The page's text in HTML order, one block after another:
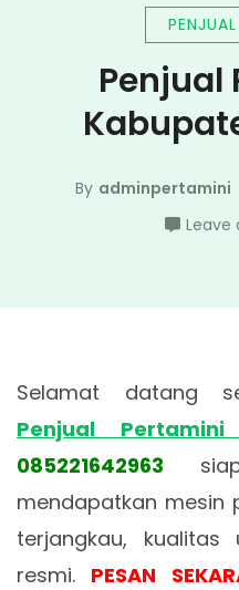
Penjual
By adminpertamini
Leave
Selamat datang
Penjual
085221642963
mendapatkan mesin
terjangkau, kualitas
resmi. PESAN